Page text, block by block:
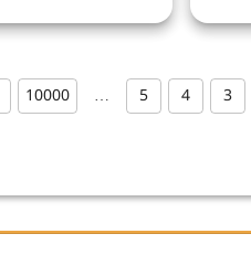
3
4
5
…
10000